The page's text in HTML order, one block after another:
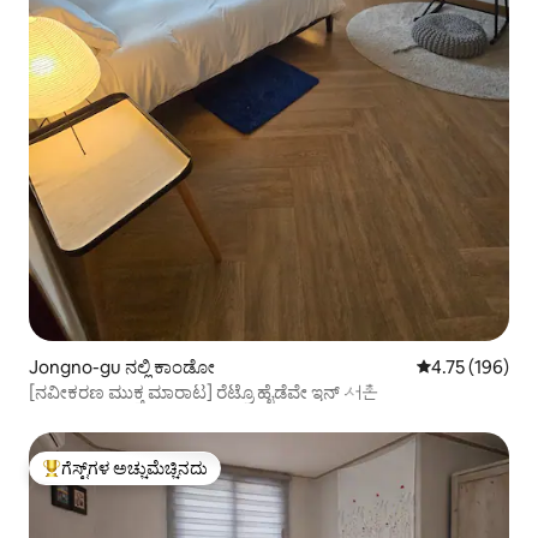
Jongno-gu ನಲ್ಲಿ ಕಾಂಡೋ 5 ರಲ್ಲಿ 4.75
4.75 (196)
[ನವೀಕರಣ ಮುಕ್ತ ಮಾರಾಟ] ರೆಟ್ರೊ ಹೈಡೆವೇ ಇನ್ 서촌
ಗೆಸ್ಟ್‌ಗಳಿಗೆ ಅತಿ ಹೆಚ್ಚು ಅಚ್ಚುಮೆಚ್ಚಿನದು
ಗೆಸ್ಟ್‌ಗಳ ಅಚ್ಚುಮೆಚ್ಚಿನದು